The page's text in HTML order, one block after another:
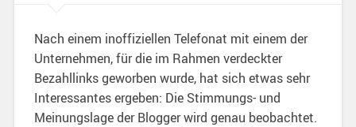
Nach einem inoffiziellen Telefonat mit einem der
Unternehmen, für die im Rahmen verdeckter
Bezahllinks geworben wurde, hat sich etwas sehr
Interessantes ergeben: Die Stimmungs- und
Meinungslage der Blogger wird genau beobachtet.